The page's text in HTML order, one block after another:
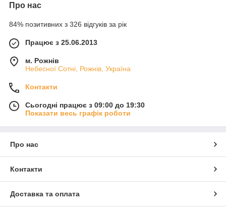
Про нас
84% позитивних з 326 відгуків за рік
Працює з 25.06.2013
м. Рожнів
Небесної Сотні, Рожнів, Україна
Контакти
Сьогодні працює з 09:00 до 19:30
Показати весь графік роботи
Про нас
Контакти
Доставка та оплата